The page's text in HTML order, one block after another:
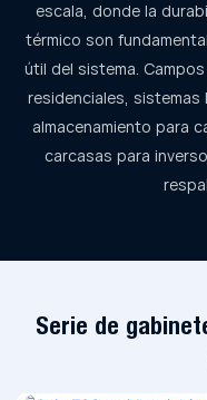
escala, donde la
térmico son
útil del sistema.
residenciales, sistemas
almacenamiento para
carcasas para
Serie de